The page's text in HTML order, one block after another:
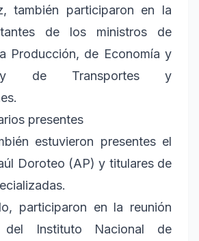
también participaron en la
de los ministros de
Producción, de Economía y
y de Transportes y
presentes
estuvieron presentes el
Doroteo (AP) y titulares de
participaron en la reunión
del Instituto Nacional de